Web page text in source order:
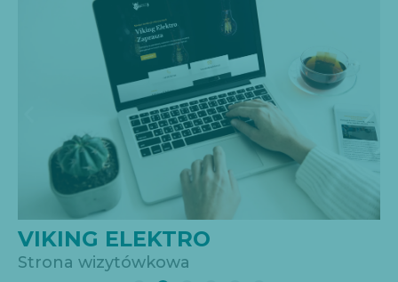
VIKING ELEKTRO
Strona wizytówkowa